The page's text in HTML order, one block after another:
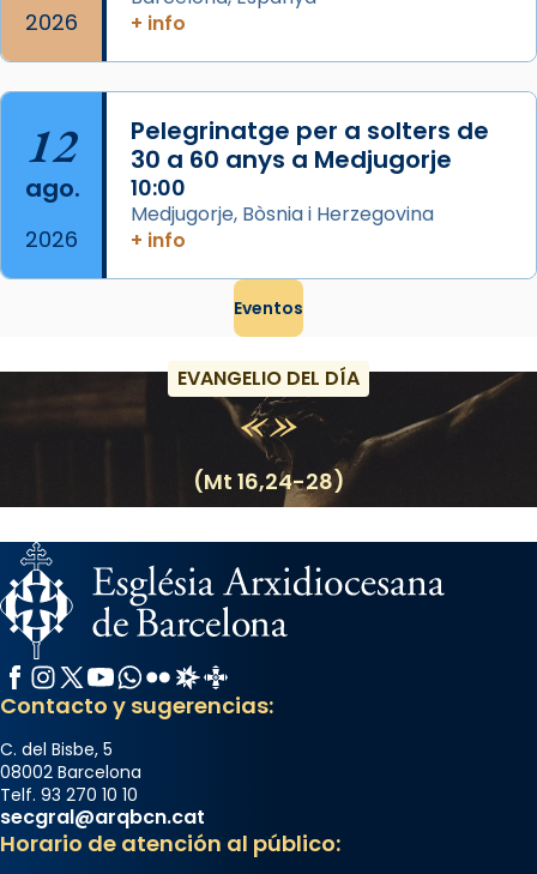
2026
+ info
12
ago.
2026
Pelegrinatge per a solters de
30 a 60 anys a Medjugorje
10:00
Medjugorje, Bòsnia i Herzegovina
+ info
Eventos
EVANGELIO DEL DÍA
(Mt 16,24-28)
Facebook
Instagram
X / Twitter
YouTube
WhatsApp
FlickrRadio Estel
Catalunya Cristiana
Contacto y sugerencias:
C. del Bisbe, 5
08002 Barcelona
Telf. 93 270 10 10
secgral@arqbcn.cat
Horario de atención al público: